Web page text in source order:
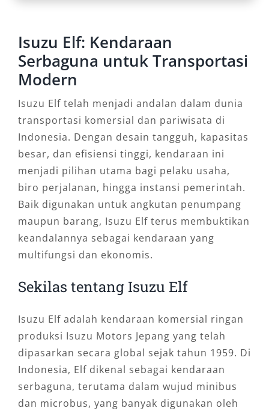
Isuzu Elf: Kendaraan
Serbaguna untuk Transportasi
Modern
Isuzu Elf telah menjadi andalan dalam dunia
transportasi komersial dan pariwisata di
Indonesia. Dengan desain tangguh, kapasitas
besar, dan efisiensi tinggi, kendaraan ini
menjadi pilihan utama bagi pelaku usaha,
biro perjalanan, hingga instansi pemerintah.
Baik digunakan untuk angkutan penumpang
maupun barang, Isuzu Elf terus membuktikan
keandalannya sebagai kendaraan yang
multifungsi dan ekonomis.
Sekilas tentang Isuzu Elf
Isuzu Elf adalah kendaraan komersial ringan
produksi Isuzu Motors Jepang yang telah
dipasarkan secara global sejak tahun 1959. Di
Indonesia, Elf dikenal sebagai kendaraan
serbaguna, terutama dalam wujud minibus
dan microbus, yang banyak digunakan oleh